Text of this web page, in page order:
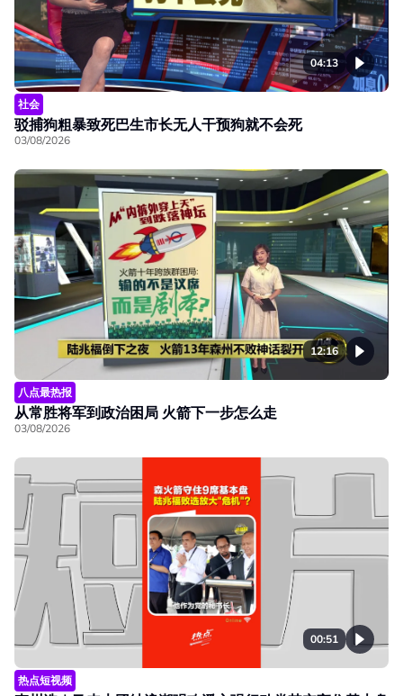
04:13
社会
驳捕狗粗暴致死巴生市长无人干预狗就不会死
03/08/2026
12:16
八点最热报
从常胜将军到政治困局 火箭下一步怎么走
03/08/2026
00:51
热点短视频